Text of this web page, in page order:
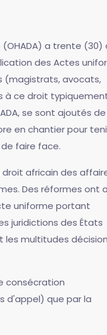
a trente (30)
des Actes
(magistrats, avocats,
à ce droit
se sont ajoutés de
en chantier pour
faire face.
africain des
Des réformes ont
uniforme portant
juridictions des États
multitudes
consécration
d'appel) que par la